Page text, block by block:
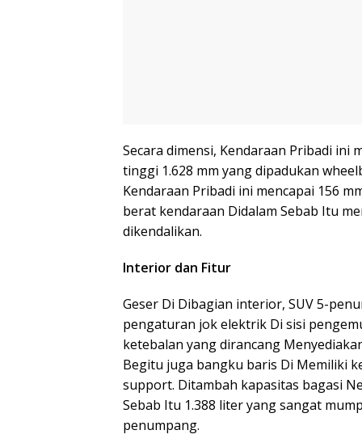
Secara dimensi, Kendaraan Pribadi ini
tinggi 1.628 mm yang dipadukan
Kendaraan Pribadi ini mencapai 156
berat kendaraan Didalam Sebab Itu
dikendalikan.
Interior dan Fitur
Geser Di Dibagian interior, SUV 5-
pengaturan jok elektrik Di sisi
ketebalan yang dirancang
Begitu juga bangku baris Di Memiliki
support. Ditambah kapasitas bagasi
Sebab Itu 1.388 liter yang sangat
penumpang.